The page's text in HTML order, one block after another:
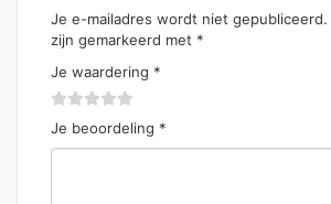
Je e-mailadres wordt niet gepubliceerd.
zijn gemarkeerd met *
Je waardering *
Je beoordeling *